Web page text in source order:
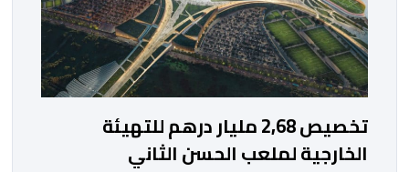
تخصيص 2,68 مليار درهم للتهيئة
الخارجية لملعب الحسن الثاني